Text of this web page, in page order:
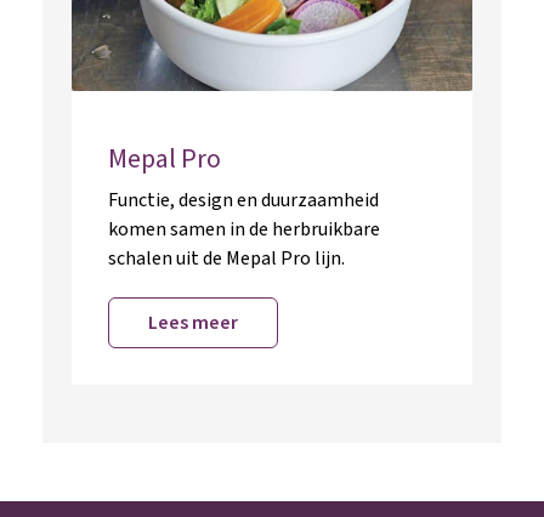
Mepal Pro
Functie, design en duurzaamheid
komen samen in de herbruikbare
schalen uit de Mepal Pro lijn.
Lees meer